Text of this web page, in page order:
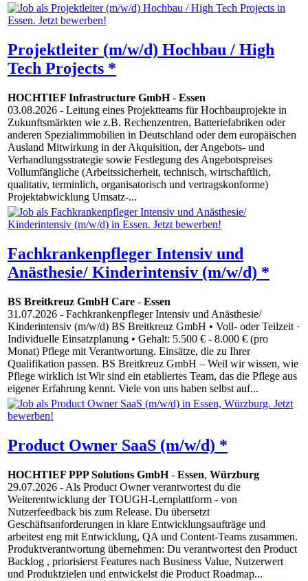
Projektleiter (m/w/d) Hochbau / High
Tech Projects *
HOCHTIEF Infrastructure GmbH- Essen
03.08.2026 - Leitung eines Projektteams für Hochbauprojekte in
Zukunftsmärkten wie z.B. Rechenzentren, Batteriefabriken oder
anderen Spezialimmobilien in Deutschland oder dem europäischen
Ausland Mitwirkung in der Akquisition, der Angebots- und
Verhandlungsstrategie sowie Festlegung des Angebotspreises
Vollumfängliche (Arbeitssicherheit, technisch, wirtschaftlich,
qualitativ, terminlich, organisatorisch und vertragskonforme)
Projektabwicklung Umsatz-...
Fachkrankenpfleger Intensiv und
Anästhesie/ Kinderintensiv (m/w/d) *
BS Breitkreuz GmbH Care - Essen
31.07.2026 - Fachkrankenpfleger Intensiv und Anästhesie/
Kinderintensiv (m/w/d) BS Breitkreuz GmbH • Voll- oder Teilzeit ·
Individuelle Einsatzplanung • Gehalt: 5.500 € - 8.000 € (pro
Monat) Pflege mit Verantwortung. Einsätze, die zu Ihrer
Qualifikation passen. BS Breitkreuz GmbH – Weil wir wissen, wie
Pflege wirklich ist Wir sind ein etabliertes Team, das die Pflege aus
eigener Erfahrung kennt. Viele von uns haben selbst auf...
Product Owner SaaS (m/w/d) *
HOCHTIEF PPP Solutions GmbH- Essen, Würzburg
29.07.2026 - Als Product Owner verantwortest du die
Weiterentwicklung der TOUGH-Lernplattform - von
Nutzerfeedback bis zum Release. Du übersetzt
Geschäftsanforderungen in klare Entwicklungsaufträge und
arbeitest eng mit Entwicklung, QA und Content-Teams zusammen.
Produktverantwortung übernehmen: Du verantwortest den Product
Backlog , priorisierst Features nach Business Value, Nutzerwert
und Produktzielen und entwickelst die Product Roadmap...